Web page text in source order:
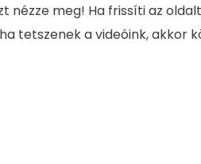
nézze meg! Ha frissíti az
tetszenek a videóink, akkor